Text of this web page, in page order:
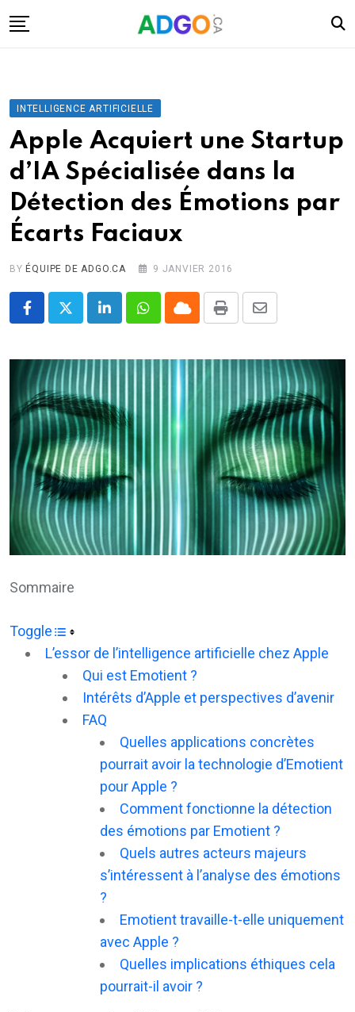
to
Santé
Énergie
Robots
Tech.
Militaire
Sciences
Culture
INTELLIGENCE ARTIFICIELLE
Apple Acquiert une Startup
d’IA Spécialisée dans la
Détection des Émotions par
Écarts Faciaux
BYÉQUIPE DE ADGO.CA 9 JANVIER 2016
LinkedInWhatsappCloudPrint
Share
Email
Sommaire
Toggle
L’essor de l’intelligence artificielle chez Apple
Qui est Emotient ?
Intérêts d’Apple et perspectives d’avenir
FAQ
Quelles applications concrètes
pourrait avoir la technologie d’Emotient
pour Apple ?
Comment fonctionne la détection
des émotions par Emotient ?
Quels autres acteurs majeurs
s’intéressent à l’analyse des émotions
?
Emotient travaille-t-elle uniquement
avec Apple ?
Quelles implications éthiques cela
pourrait-il avoir ?